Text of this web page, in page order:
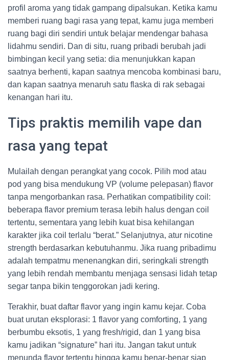
profil aroma yang tidak gampang dipalsukan. Ketika kamu
memberi ruang bagi rasa yang tepat, kamu juga memberi
ruang bagi diri sendiri untuk belajar mendengar bahasa
lidahmu sendiri. Dan di situ, ruang pribadi berubah jadi
bimbingan kecil yang setia: dia menunjukkan kapan
saatnya berhenti, kapan saatnya mencoba kombinasi baru,
dan kapan saatnya menaruh satu flaska di rak sebagai
kenangan hari itu.
Tips praktis memilih vape dan
rasa yang tepat
Mulailah dengan perangkat yang cocok. Pilih mod atau
pod yang bisa mendukung VP (volume pelepasan) flavor
tanpa mengorbankan rasa. Perhatikan compatibility coil:
beberapa flavor premium terasa lebih halus dengan coil
tertentu, sementara yang lebih kuat bisa kehilangan
karakter jika coil terlalu “berat.” Selanjutnya, atur nicotine
strength berdasarkan kebutuhanmu. Jika ruang pribadimu
adalah tempatmu menenangkan diri, seringkali strength
yang lebih rendah membantu menjaga sensasi lidah tetap
segar tanpa bikin tenggorokan jadi kering.
Terakhir, buat daftar flavor yang ingin kamu kejar. Coba
buat urutan eksplorasi: 1 flavor yang comforting, 1 yang
berbumbu eksotis, 1 yang fresh/rigid, dan 1 yang bisa
kamu jadikan “signature” hari itu. Jangan takut untuk
menunda flavor tertentu hingga kamu benar-benar siap